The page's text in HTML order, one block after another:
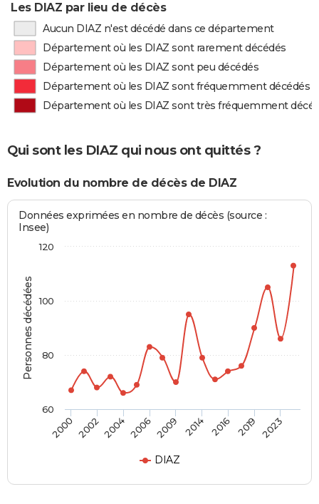
Les DIAZ par lieu de décès
Aucun DIAZ n'est décédé dans ce département
Département où les DIAZ sont rarement décédés
Département où les DIAZ sont peu décédés
Département où les DIAZ sont fréquemment décédés
Département où les DIAZ sont très fréquemment
Qui sont les DIAZ qui nous ont quittés ?
Evolution du nombre de décès de DIAZ
Personnes décédées
Données exprimées en nombre de décès (source :
Insee)
DIAZ
2000 20022004 2006 2009 2014 2016 2019 2023
60
80
100
120